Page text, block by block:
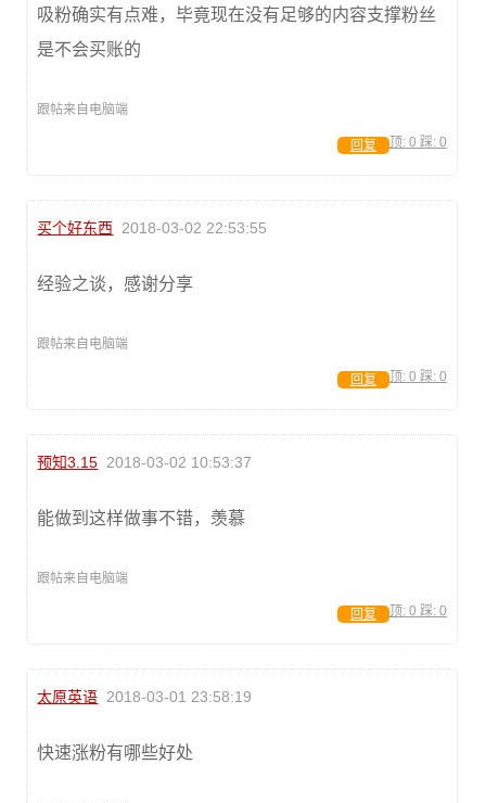
吸粉确实有点难，毕竟现在没有足够的内容支撑粉丝
是不会买账的
跟帖来自电脑端
顶: 0 踩: 0
回复
买个好东西 2018-03-02 22:53:55
经验之谈，感谢分享
跟帖来自电脑端
顶: 0 踩: 0
回复
预知3.15 2018-03-02 10:53:37
能做到这样做事不错，羡慕
跟帖来自电脑端
顶: 0 踩: 0
回复
太原英语 2018-03-01 23:58:19
快速涨粉有哪些好处